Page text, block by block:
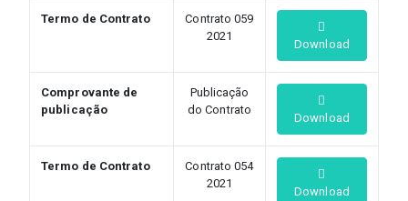
Termo de Contrato
Contrato 059
2021
Download
Comprovante de
publicação
Publicação
do Contrato
Download
Termo de Contrato
Contrato 054
2021
Download